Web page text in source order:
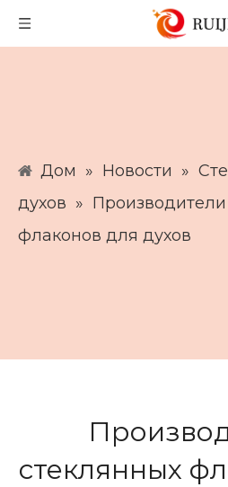
Дом » Новости »
духов »
флаконов для духов
стеклянных